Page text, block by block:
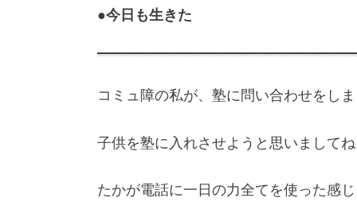
●今日も生きた
コミュ障の私が、塾に問い合わせをし
子供を塾に入れさせようと思いまして
たかが電話に一日の力全てを使った感